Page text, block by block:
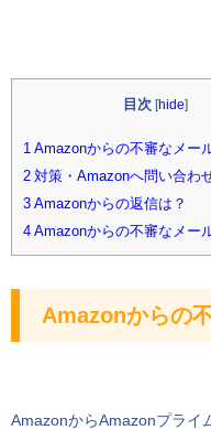
目次 hide
1 Amazonからの不審なメー
2 対策・Amazonへ問い合わ
3 Amazonからの返信は？
4 Amazonからの不審なメー
Amazonからの
AmazonからAmazonプライ